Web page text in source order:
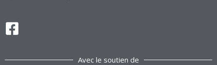
Avec le soutien de